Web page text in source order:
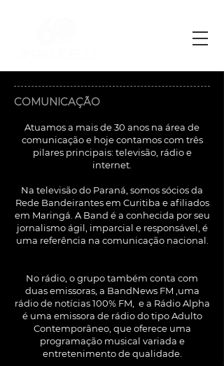
COMUNICAÇÃO
Atuamos a mais de 30 anos na área de
comunicação e hoje contamos com três
pilares principais: televisão, rádio e
internet.
Na televisão do Paraná, somos sócios da
Rede Bandeirantes em Curitiba e afiliados
em Maringá. A Band é a conhecida por seu
jornalismo ágil, imparcial e responsável, é
uma referência na comunicação nacional.
No rádio, o grupo também conta com
duas emissoras, a BandNews FM ,uma
rádio de notícias 100% FM, e a Rádio Alpha
é uma emissora de rádio do tipo Adulto
Contemporâneo, que oferece uma
programação musical variada e
entretenimento de qualidade.